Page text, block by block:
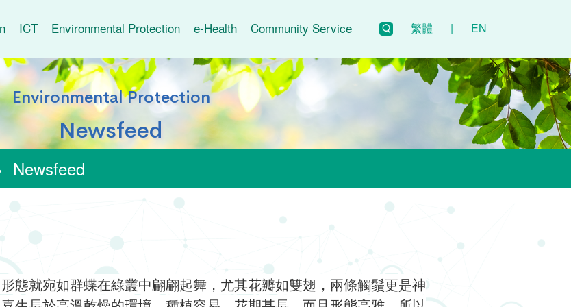
繁體 | EN
ICT Environmental Protection e-Health Community Service
Environmental Protection
Newsfeed
Newsfeed
態就宛如群蝶在綠叢中翩翩起舞，尤其花瓣如雙翅，兩條觸鬚更是神